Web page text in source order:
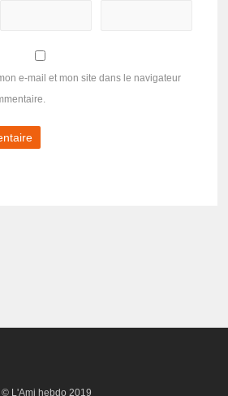
e-mail et mon site dans le navigateur
© L'Ami hebdo 2019